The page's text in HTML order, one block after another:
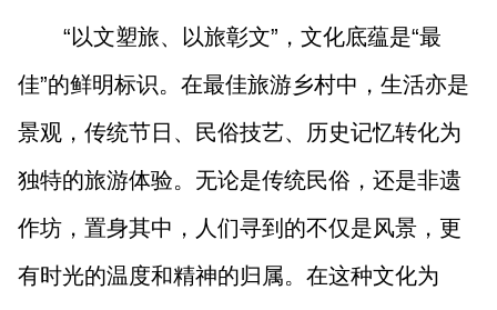
“以文塑旅、以旅彰文”，文化底蕴是“最
佳”的鲜明标识。在最佳旅游乡村中，生活亦是
景观，传统节日、民俗技艺、历史记忆转化为
独特的旅游体验。无论是传统民俗，还是非遗
作坊，置身其中，人们寻到的不仅是风景，更
有时光的温度和精神的归属。在这种文化为